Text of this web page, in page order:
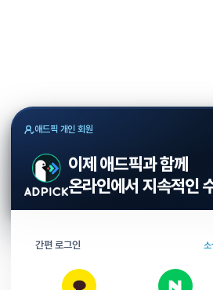
애드픽 개인 회원
이제 애드픽과 함께
온라인에서 지속적인
간편 로그인